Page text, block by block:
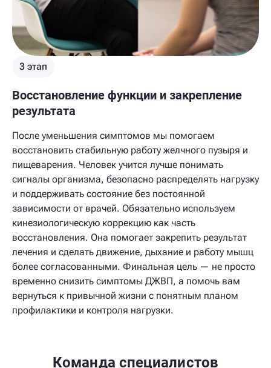
3 этап
Восстановление функции и закрепление
результата
После уменьшения симптомов мы помогаем
восстановить стабильную работу желчного пузыря и
пищеварения. Человек учится лучше понимать
сигналы организма, безопасно распределять нагрузку
и поддерживать состояние без постоянной
зависимости от врачей. Обязательно используем
кинезиологическую коррекцию как часть
восстановления. Она помогает закрепить результат
лечения и сделать движение, дыхание и работу мышц
более согласованными. Финальная цель — не просто
временно снизить симптомы ДЖВП, а помочь вам
вернуться к привычной жизни с понятным планом
профилактики и контроля нагрузки.
Команда специалистов